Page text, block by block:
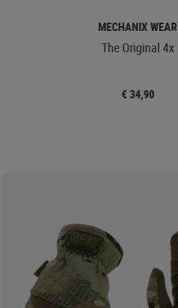
MECHANIX WEAR
The Original 4x
€ 34,90